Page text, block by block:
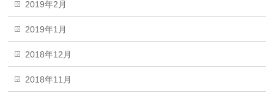
2019年2月
2019年1月
2018年12月
2018年11月